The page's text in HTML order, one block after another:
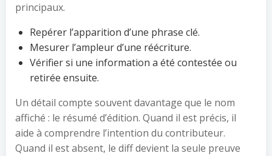
principaux.
Repérer l’apparition d’une phrase clé.
Mesurer l’ampleur d’une réécriture.
Vérifier si une information a été contestée ou
retirée ensuite.
Un détail compte souvent davantage que le nom
affiché : le résumé d’édition. Quand il est précis, il
aide à comprendre l’intention du contributeur.
Quand il est absent, le diff devient la seule preuve